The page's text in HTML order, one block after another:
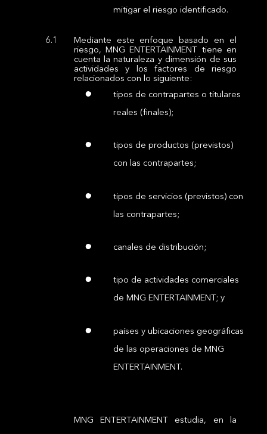
mitigar el riesgo identificado.
Mediante este enfoque basado en el
riesgo, MNG ENTERTAINMENT tiene en
cuenta la naturaleza y dimensión de sus
actividades y los factores de riesgo
relacionados con lo siguiente:
tipos de contrapartes o titulares
reales (finales);
tipos de productos (previstos)
con las contrapartes;
tipos de servicios (previstos) con
las contrapartes;
canales de distribución;
tipo de actividades comerciales
de MNG ENTERTAINMENT; y
países y ubicaciones geográficas
de las operaciones de MNG
ENTERTAINMENT.
MNG ENTERTAINMENT estudia, en la